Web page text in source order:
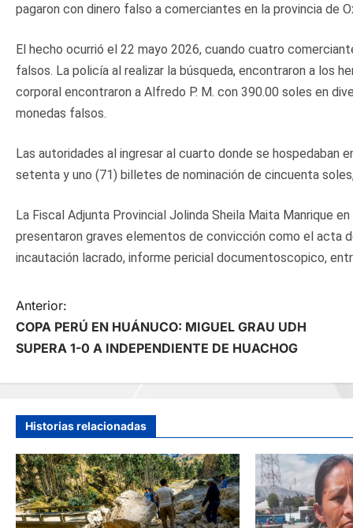
pagaron con dinero falso a comerciantes en la provincia de
El hecho ocurrió el 22 mayo 2026, cuando cuatro
falsos. La policía al realizar la búsqueda, encontraron a los
corporal encontraron a Alfredo P. M. con 390.00 soles en
monedas falsos.
Las autoridades al ingresar al cuarto donde se hospedaban
setenta y uno (71) billetes de nominación de cincuenta
La Fiscal Adjunta Provincial Jolinda Sheila Maita Manrique
presentaron graves elementos de convicción como el acta
incautación lacrado, informe pericial documentoscopico,
N
a
v
e
g
a
Anterior:
COPA PERÚ EN HUÁNUCO: MIGUEL GRAU UDH
SUPERA 1-0 A INDEPENDIENTE DE HUACHOG
Historias relacionadas